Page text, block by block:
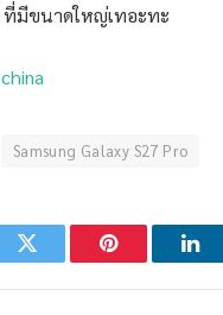
มีขนาดใหญ่เทอะทะ
Samsung Galaxy S27 Pro
Twitter Pinterest